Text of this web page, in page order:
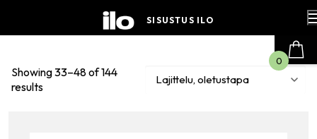
SISUSTUS ILO
Showing 33–48 of 144
results
0